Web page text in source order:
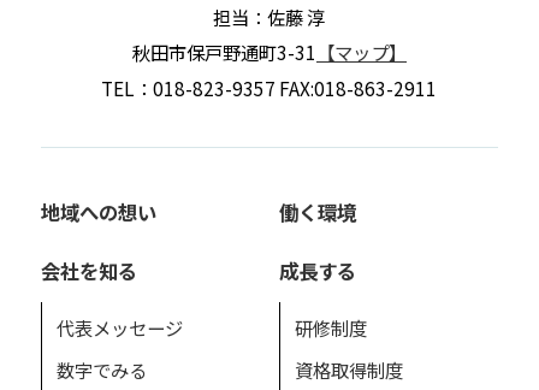
担当：佐藤 淳
秋田市保戸野通町3-31 【マップ】
TEL：018-823-9357 FAX:018-863-2911
地域への想い
会社を知る
代表メッセージ
数字でみる
働く環境
成長する
研修制度
資格取得制度